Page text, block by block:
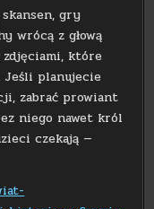
gry
wrócą z głową
zdjęciami, które
Jeśli planujecie
zabrać prowiant
niego nawet król
czekają —